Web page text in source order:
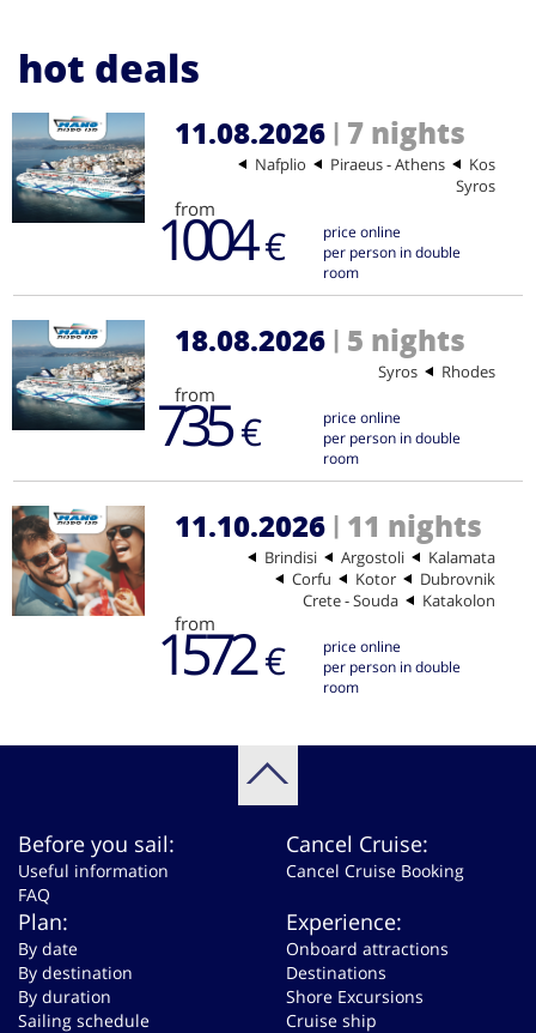
hot deals
11.08.2026 | 7 nights
Kos
Piraeus - Athens
Nafplio
Syros
from
1004€
price online
per person in double
room
18.08.2026 | 5 nights
Rhodes
Syros
from
735€
price online
per person in double
room
11.10.2026 | 11 nights
Kalamata
Argostoli
Brindisi
Dubrovnik
Kotor
Corfu
Katakolon
Crete - Souda
from
1572€
price online
per person in double
room
Before you sail:
Useful information
FAQ
Cancel Cruise:
Cancel Cruise Booking
Plan:
By date
By destination
By duration
Sailing schedule
Experience:
Onboard attractions
Destinations
Shore Excursions
Cruise ship